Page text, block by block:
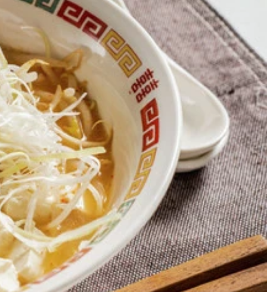
。スープは入れないように注意。時間になったらざるにあ
欲しいところ。夜マックなら＋１００円でパティを倍にで
お湯で薄めて作ればＯＫ。肉をつけ汁に浸し、麺と一緒に
タムするのがベスト。桃屋の麻辣香油を垂らすと一気に味